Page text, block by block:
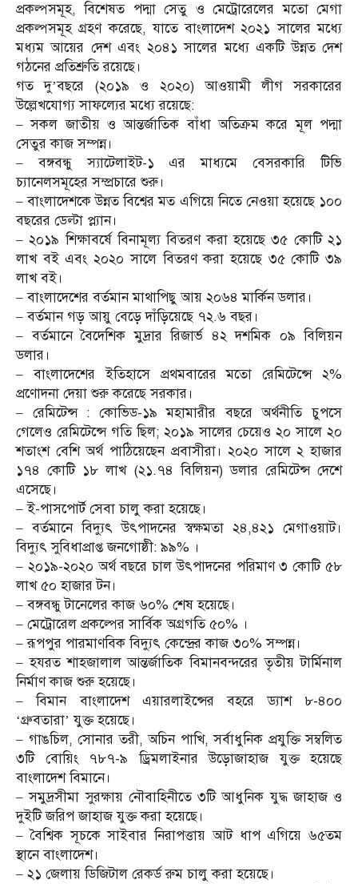
প্রকল্পসমূহ, বিশেষত পদ্মা সেতু ও মেট্রোরেলের মতো মেগা
প্রকল্পসমূহ গ্রহণ করেছে, যাতে বাংলাদেশ ২০২১ সালের মধ্যে
মধ্যম আয়ের দেশ এবং ২০৪১ সালের মধ্যে একটি উন্নত দেশ
গঠনের প্রতিশ্রুতি রয়েছে।
গত দু’বছরে (২০১৯ ও ২০২০) আওয়ামী লীগ সরকারের
উল্লেখযোগ্য সাফল্যের মধ্যে রয়েছে:
– সকল জাতীয় ও আন্তর্জাতিক বাঁধা অতিক্রম করে মূল পদ্মা
সেতুর কাজ সম্পন্ন।
– বঙ্গবন্ধু স্যাটেলাইট-১ এর মাধ্যমে বেসরকারি টিভি
চ্যানেলসমূহের সম্প্রচারে শুরু।
– বাংলাদেশকে উন্নত বিশ্বের মত এগিয়ে নিতে নেওয়া হয়েছে ১০০
বছরের ডেল্টা প্ল্যান।
– ২০১৯ শিক্ষাবর্ষে বিনামূল্য বিতরণ করা হয়েছে ৩৫ কোটি ২১
লাখ বই এবং ২০২০ সালে বিতরণ করা হয়েছে ৩৫ কোটি ৩৯
লাখ বই।
– বাংলাদেশের বর্তমান মাথাপিছু আয় ২০৬৪ মার্কিন ডলার।
– বর্তমান গড় আয়ু বেড়ে দাঁড়িয়েছে ৭২.৬ বছর।
– বর্তমানে বৈদেশিক মুদ্রার রিজার্ভ ৪২ দশমিক ০৯ বিলিয়ন
ডলার।
– বাংলাদেশের ইতিহাসে প্রথমবারের মতো রেমিটেন্সে ২%
প্রণোদনা দেয়া শুরু করেছে সরকার।
– রেমিটেন্স : কোভিড-১৯ মহামারীর বছরে অর্থনীতি চুপসে
গেলেও রেমিটেন্সে গতি ছিল; ২০১৯ সালের চেয়েও ২০ সালে ২০
শতাংশ বেশি অর্থ পাঠিয়েছেন প্রবাসীরা। ২০২০ সালে ২ হাজার
১৭৪ কোটি ১৮ লাখ (২১.৭৪ বিলিয়ন) ডলার রেমিটেন্স দেশে
এসেছে।
– ই-পাসপোর্ট সেবা চালু করা হয়েছে।
– বর্তমানে বিদ্যুৎ উৎপাদনের স্বক্ষমতা ২৪,৪২১ মেগাওয়াট।
বিদ্যুৎ সুবিধাপ্রাপ্ত জনগোষ্ঠী: ৯৯% ।
– ২০১৯-২০২০ অর্থ বছরে চাল উৎপাদনের পরিমাণ ৩ কোটি ৫৮
লাখ ৫০ হাজার টন।
– বঙ্গবন্ধু টানেলের কাজ ৬০% শেষ হয়েছে।
– মেট্রোরেল প্রকল্পের সার্বিক অগ্রগতি ৫০% ।
– রূপপুর পারমাণবিক বিদ্যুৎ কেন্দ্রের কাজ ৩০% সম্পন্ন।
– হযরত শাহজালাল আন্তর্জাতিক বিমানবন্দরের তৃতীয় টার্মিনাল
নির্মাণ কাজ শুরু হয়েছে।
– বিমান বাংলাদেশ এয়ারলাইন্সের বহরে ড্যাশ ৮-৪০০
‘গ্রুবতারা’ যুক্ত হয়েছে।
– গাঙচিল, সোনার তরী, অচিন পাখি, সর্বাধুনিক প্রযুক্তি সম্বলিত
৩টি বোয়িং ৭৮৭-৯ ড্রিমলাইনার উড়োজাহাজ যুক্ত হয়েছে
বাংলাদেশ বিমানে।
– সমুদ্রসীমা সুরক্ষায় নৌবাহিনীতে ৩টি আধুনিক যুদ্ধ জাহাজ ও
দুইটি জরিপ জাহাজ যুক্ত করা হয়েছে।
– বৈশ্বিক সূচকে সাইবার নিরাপত্তায় আট ধাপ এগিয়ে ৬৫তম
স্থানে বাংলাদেশ।
– ২১ জেলায় ডিজিটাল রেকর্ড রুম চালু করা হয়েছে।